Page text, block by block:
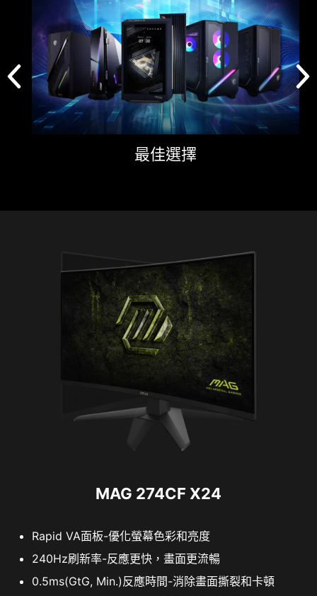
最佳選擇
MAG 274CF X24
Rapid VA面板-優化螢幕色彩和亮度
240Hz刷新率-反應更快，畫面更流暢
0.5ms(GtG, Min.)反應時間-消除畫面撕裂和卡頓